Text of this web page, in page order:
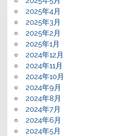
2025年4月
2025年3月
2025年2月
2025年1月
2024年12月
2024年11月
2024年10月
2024年9月
2024年8月
2024年7月
2024年6月
2024年5月